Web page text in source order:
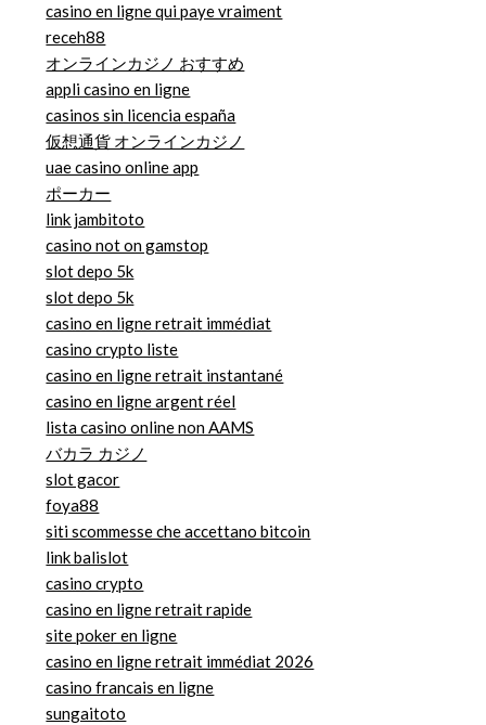
casino en ligne qui paye vraiment
receh88
オンラインカジノ おすすめ
appli casino en ligne
casinos sin licencia españa
仮想通貨 オンラインカジノ
uae casino online app
ポーカー
link jambitoto
casino not on gamstop
slot depo 5k
slot depo 5k
casino en ligne retrait immédiat
casino crypto liste
casino en ligne retrait instantané
casino en ligne argent réel
lista casino online non AAMS
バカラ カジノ
slot gacor
foya88
siti scommesse che accettano bitcoin
link balislot
casino crypto
casino en ligne retrait rapide
site poker en ligne
casino en ligne retrait immédiat 2026
casino francais en ligne
sungaitoto